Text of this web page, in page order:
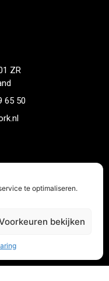
te optimaliseren.
bekijken
ZR
65 50